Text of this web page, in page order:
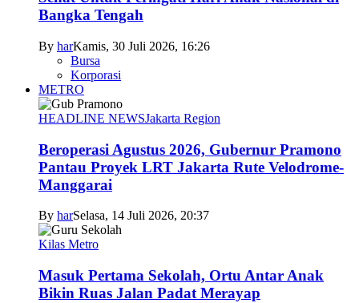
Bangka Tengah
By harKamis, 30 Juli 2026, 16:26
Bursa
Korporasi
METRO
HEADLINE NEWSJakarta Region
Beroperasi Agustus 2026, Gubernur Pramono
Pantau Proyek LRT Jakarta Rute Velodrome-
Manggarai
By harSelasa, 14 Juli 2026, 20:37
Kilas Metro
Masuk Pertama Sekolah, Ortu Antar Anak
Bikin Ruas Jalan Padat Merayap